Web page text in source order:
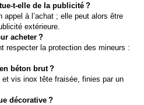
de la publicité ?
à l’achat ; elle peut alors être
extérieure.
acheter ?
respecter la protection des mineurs :
béton brut ?
vis inox tête fraisée, finies par un
décorative ?